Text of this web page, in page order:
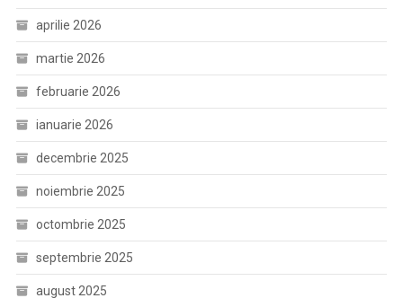
aprilie 2026
martie 2026
februarie 2026
ianuarie 2026
decembrie 2025
noiembrie 2025
octombrie 2025
septembrie 2025
august 2025